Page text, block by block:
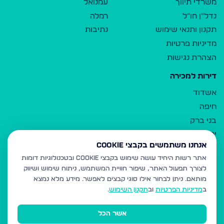
משרדי תיווך
נדל"ן חו"ל
תקנון ותנאי שימוש
מדיניות פרטיות
הצהרת נגישות
עמנואל
רמלה
נתיבות
דירות למכירה
אשדוד
חיפה
בני ברק
ירושלים
אלעד
גבעת זאב
בית שמש
רכסים
מודיעין עילית
אנחנו משתמשים בקבצי Cookie
אתר רשות היחיד עושה שימוש בקבצי Cookie ובטכנולוגיות דומות
לצורך תפעול האתר, שיפור חוויית המשתמש, ניתוח שימוש ושיווק
מותאם. ניתן לבחור אילו סוגי קבצים לאפשר. מידע מלא נמצא
במדיניות הפרטיות ובתקנון השימוש.
אשר הכל